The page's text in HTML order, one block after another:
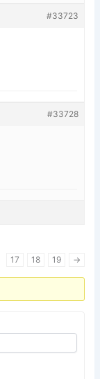
#33723
#33728
17 18 19 →